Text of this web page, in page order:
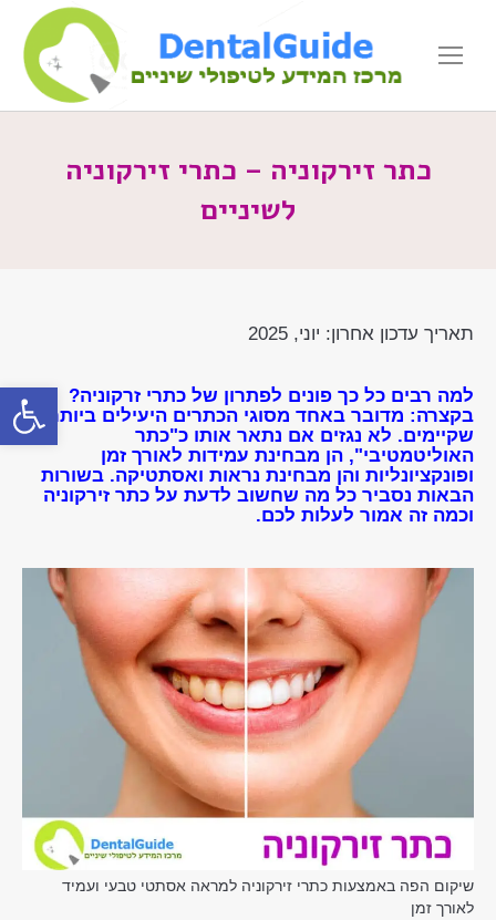
פתח
כתר זירקוניה – כתרי זירקוניה
לשיניים
תאריך עדכון אחרון: יוני, 2025
למה רבים כל כך פונים לפתרון של כתרי זרקוניה?
בקצרה: מדובר באחד מסוגי הכתרים היעילים ביותר
שקיימים. לא נגזים אם נתאר אותו כ"כתר
האוליטמטיבי", הן מבחינת עמידות לאורך זמן
ופונקציונליות והן מבחינת נראות ואסתטיקה. בשורות
הבאות נסביר כל מה שחשוב לדעת על כתר זירקוניה
וכמה זה אמור לעלות לכם.
שיקום הפה באמצעות כתרי זירקוניה למראה אסתטי טבעי ועמיד
לאורך זמן